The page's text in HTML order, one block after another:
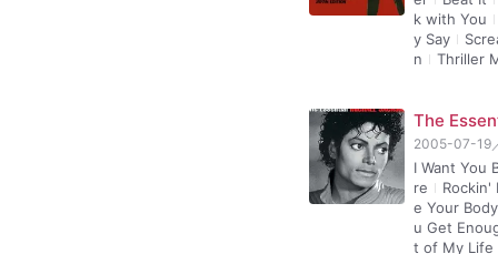
k with You
y Say
n
Thriller
The
2005-07-19
I Want You
re
Rockin'
e Your
u Get
t of My Life